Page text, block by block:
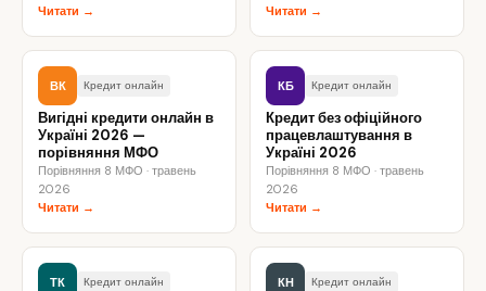
Читати →
Читати →
ВК Кредит онлайн
Вигідні кредити онлайн в
Україні 2026 —
порівняння МФО
Порівняння 8 МФО · травень
2026
Читати →
КБ Кредит онлайн
Кредит без офіційного
працевлаштування в
Україні 2026
Порівняння 8 МФО · травень
2026
Читати →
ТК Кредит онлайн КН Кредит онлайн